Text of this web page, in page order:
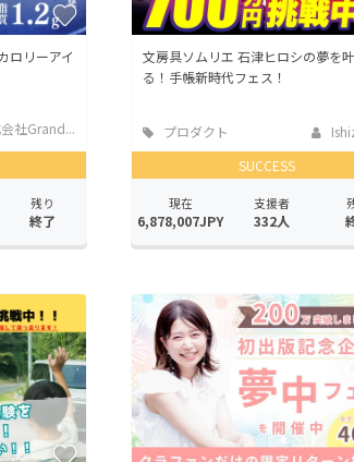
ロリーアイ
社Grand...
残り
終了
文房具ソムリエ 石津ヒロシの夢を
る！手帳新時代フェス！
プロダクト
SUCCESS
現在
6,878,007JPY
支援者
332人